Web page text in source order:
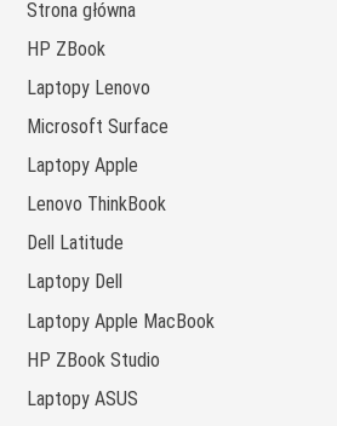
Strona główna
HP ZBook
Laptopy Lenovo
Microsoft Surface
Laptopy Apple
Lenovo ThinkBook
Dell Latitude
Laptopy Dell
Laptopy Apple MacBook
HP ZBook Studio
Laptopy ASUS